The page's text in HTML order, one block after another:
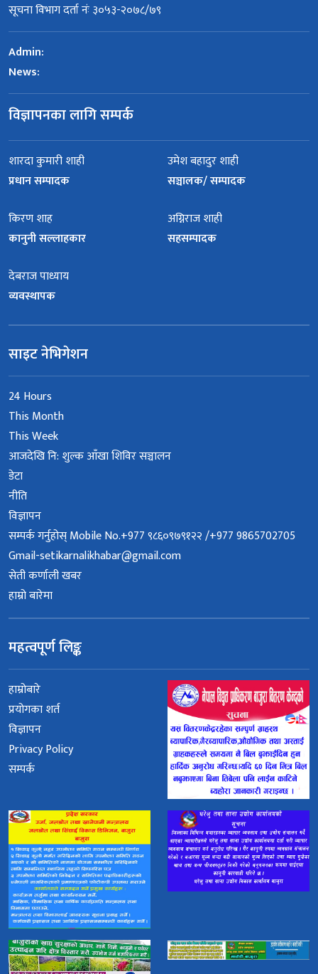
सूचना विभाग दर्ता नंः ३०५३-२०७८/७९
Admin:
News:
विज्ञापनका लागि सम्पर्क
शारदा कुमारी शाही
प्रधान सम्पादक
उमेश बहादुर शाही
सञ्चालक/ सम्पादक
किरण शाह
कानुनी सल्लाहकार
अग्निराज शाही
सहसम्पादक
देबराज पाध्याय
व्यवस्थापक
साइट नेभिगेशन
24 Hours
This Month
This Week
आजदेखि नि: शुल्क आँखा शिविर सञ्चालन
डेटा
नीति
विज्ञापन
सम्पर्क गर्नुहोस् Mobile No.+977 ९८६०९७९१२२ /+977 9865702705
Gmail-setikarnalikhabar@gmail.com
सेती कर्णाली खबर
हाम्रो बारेमा
महत्वपूर्ण लिङ्क
हाम्रोबारे
प्रयोगका शर्त
विज्ञापन
Privacy Policy
सम्पर्क